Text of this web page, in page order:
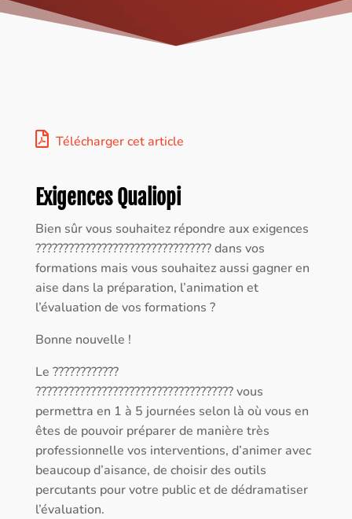
Télécharger cet article
Exigences Qualiopi
Bien sûr vous souhaitez répondre aux exigences
???????????????????????????????? dans vos
formations mais vous souhaitez aussi gagner en
aise dans la préparation, l’animation et
l’évaluation de vos formations ?
Bonne nouvelle !
Le ????????????
???????????????????????????????????? vous
permettra en 1 à 5 journées selon là où vous en
êtes de pouvoir préparer de manière très
professionnelle vos interventions, d’animer avec
beaucoup d’aisance, de choisir des outils
percutants pour votre public et de dédramatiser
l’évaluation.